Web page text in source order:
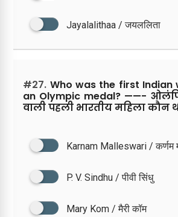
Jayalalithaa / जयललिता
#27. Who was the first Indian
an Olympic medal? ——-
वाली पहली भारतीय महिला कौन
Karnam Malleswari / कर्णम
P. V. Sindhu / पीवी सिंधु
Mary Kom / मैरी कॉम